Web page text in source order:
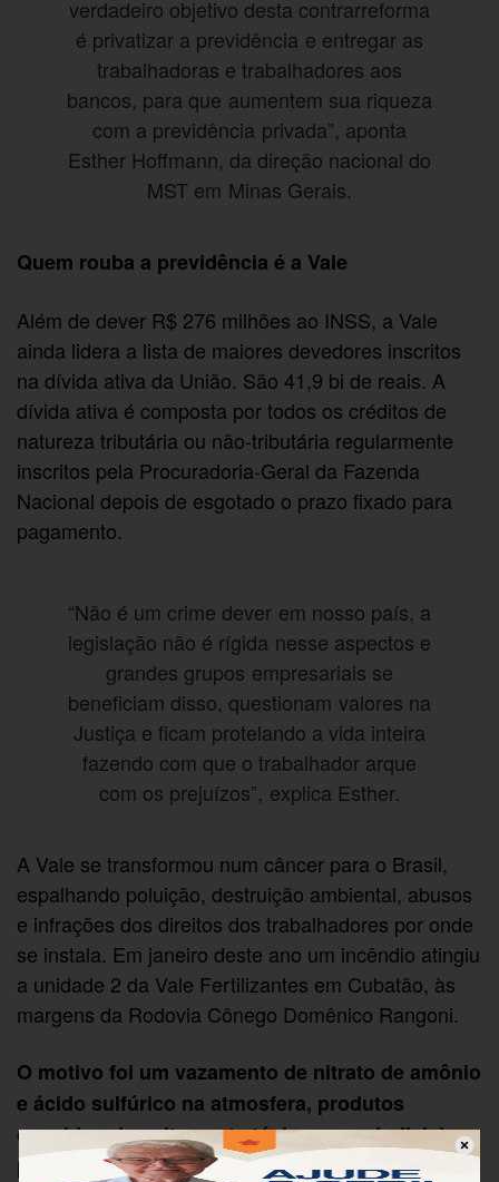
verdadeiro objetivo desta contrarreforma
é privatizar a previdência e entregar as
trabalhadoras e trabalhadores aos
bancos, para que aumentem sua riqueza
com a previdência privada”, aponta
Esther Hoffmann, da direção nacional do
MST em Minas Gerais.
Quem rouba a previdência é a Vale
Além de dever R$ 276 milhões ao INSS, a Vale
ainda lidera a lista de maiores devedores inscritos
na dívida ativa da União. São 41,9 bi de reais. A
dívida ativa é composta por todos os créditos de
natureza tributária ou não-tributária regularmente
inscritos pela Procuradoria-Geral da Fazenda
Nacional depois de esgotado o prazo fixado para
pagamento.
“Não é um crime dever em nosso país, a
legislação não é rígida nesse aspectos e
grandes grupos empresariais se
beneficiam disso, questionam valores na
Justiça e ficam protelando a vida inteira
fazendo com que o trabalhador arque
com os prejuízos”, explica Esther.
A Vale se transformou num câncer para o Brasil,
espalhando poluição, destruição ambiental, abusos
e infrações dos direitos dos trabalhadores por onde
se instala. Em janeiro deste ano um incêndio atingiu
a unidade 2 da Vale Fertilizantes em Cubatão, às
margens da Rodovia Cônego Domênico Rangoni.
O motivo foi um vazamento de nitrato de amônio
e ácido sulfúrico na atmosfera, produtos
considerados altamente tóxicos e prejudiciais
para o ser humano e o meio ambiente.